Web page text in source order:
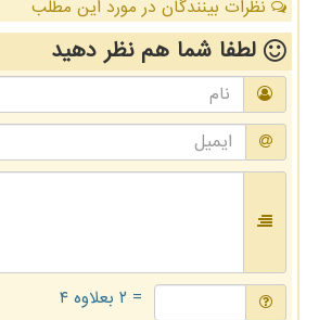
نظرات بینندگان در مورد این مطلب
لطفا شما همنظر دهید
= ۲ بعلاوه ۴